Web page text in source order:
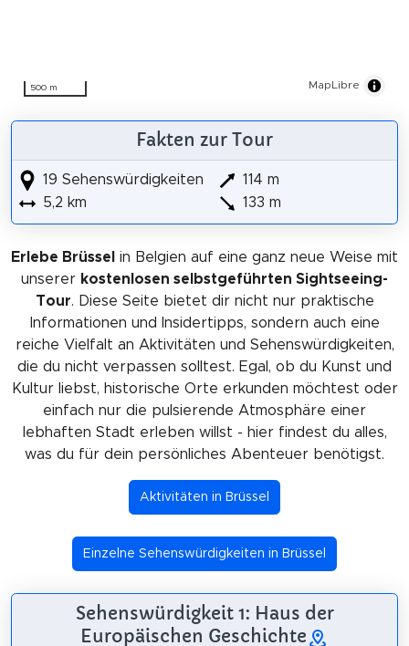
500 m MapLibre
Fakten zur Tour
19 Sehenswürdigkeiten
5,2 km
114 m
133 m
Erlebe Brüssel
in Belgien auf eine ganz neue Weise mit
unserer kostenlosen selbstgeführten Sightseeing-
Tour. Diese Seite bietet dir nicht nur praktische
Informationen und Insidertipps, sondern auch eine
reiche Vielfalt an Aktivitäten und Sehenswürdigkeiten,
die du nicht verpassen solltest. Egal, ob du Kunst und
Kultur liebst, historische Orte erkunden möchtest oder
einfach nur die pulsierende Atmosphäre einer
lebhaften Stadt erleben willst - hier findest du alles,
was du für dein persönliches Abenteuer benötigst.
Aktivitäten in Brüssel
Einzelne Sehenswürdigkeiten in Brüssel
Sehenswürdigkeit 1: Haus der
Europäischen Geschichte